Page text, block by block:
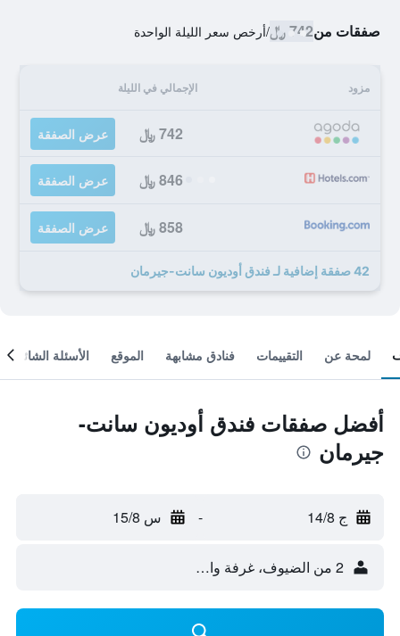
صفقات من742 ﷼ /أرخص سعر الليلة الواحدة
مزود الإجمالي في الليلة
742 ﷼ عرض الصفقة
846 ﷼ عرض الصفقة
858 ﷼ عرض الصفقة
42 صفقة إضافية لـ فندق أوديون سانت-جيرمان
لمحة عن التقييمات فنادق مشابهة الموقع الأسئلة الشائعة
أفضل صفقات فندق أوديون سانت-
جيرمان
ج 14/8 - س 15/8
2 من الضيوف، غرفة واحدة